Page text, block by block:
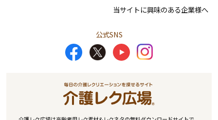
当サイトに興味のある企業様へ
公式SNS